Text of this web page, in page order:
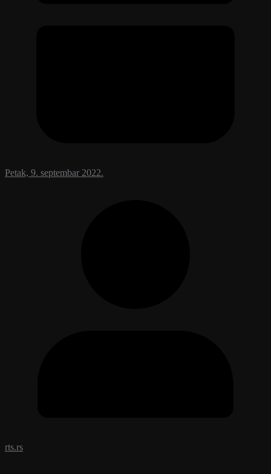
Petak, 9. septembar 2022.
rts.rs